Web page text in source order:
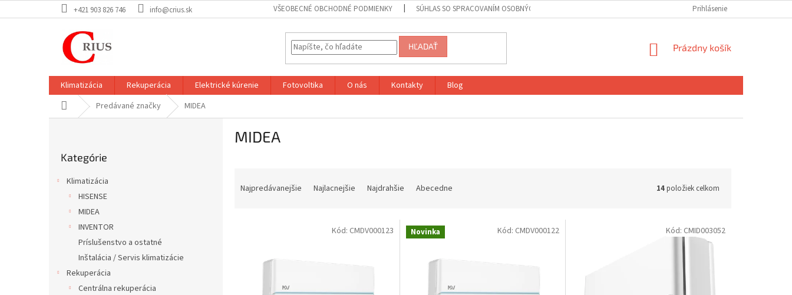
na
+421 903 826 746 info@crius.sk VŠEOBECNÉ OBCHODNÉ PODMIENKY SÚHLAS SO SPRACOVANÍM OSOBNÝCH ÚDAJOV Prihlásenie
HĽADAŤ
NÁKUPNÝ
Prázdny košík
Klimatizácia Rekuperácia Elektrické kúrenie Fotovoltika O nás Kontakty
Blog
DomovPredávané značky MIDEA
kategórie
Kategórie
Klimatizácia
HISENSE
MIDEA
INVENTOR
Príslušenstvo a ostatné
Inštalácia / Servis klimatizácie
Rekuperácia
Centrálna rekuperácia
MIDEA
Najpredávanejšie Najlacnejšie Najdrahšie Abecedne 14položiek celkom
Kód: CMDV000123 Novinka Kód: CMDV000122 Kód: CMID003052